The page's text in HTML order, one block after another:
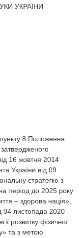
УКРАЇНИ
8 Положення
затвердженого
16 жовтня 2014
України від 09
стратегію з
на період до 2025 року
– здорова нація»,
04 листопада 2020
розвитку фізичної
та з метою